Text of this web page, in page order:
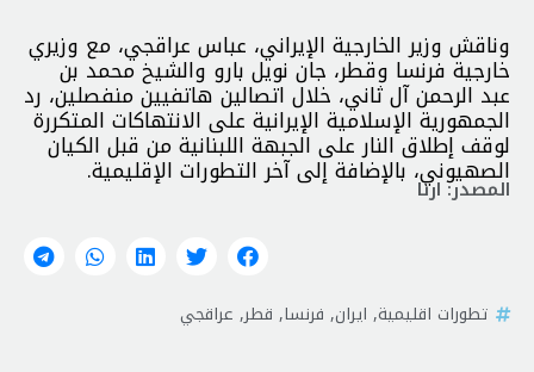
وناقش وزير الخارجية الإيراني، عباس عراقجي، مع وزيري
خارجية فرنسا وقطر، جان نويل بارو والشيخ محمد بن
عبد الرحمن آل ثاني، خلال اتصالين هاتفيين منفصلين، ​​رد
الجمهورية الإسلامية الإيرانية على الانتهاكات المتكررة
لوقف إطلاق النار على الجبهة اللبنانية من قبل الكيان
الصهيوني، بالإضافة إلى آخر التطورات الإقليمية.
المصدر: ارنا
تطورات اقليمية, ايران, فرنسا, قطر, عراقجي